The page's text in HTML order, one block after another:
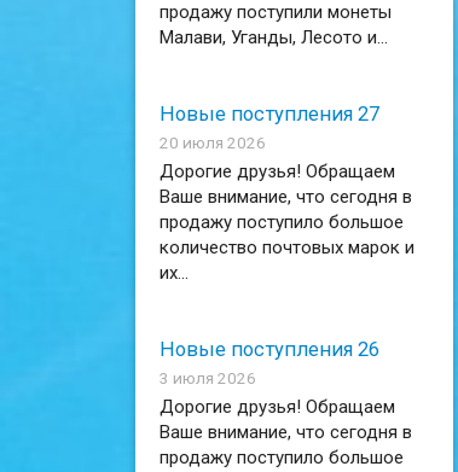
продажу поступили монеты
Малави, Уганды, Лесото и...
Новые поступления 27
20 июля 2026
Дорогие друзья! Обращаем
Ваше внимание, что сегодня в
продажу поступило большое
количество почтовых марок и
их...
Новые поступления 26
3 июля 2026
Дорогие друзья! Обращаем
Ваше внимание, что сегодня в
продажу поступило большое